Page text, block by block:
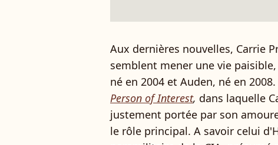
Aux dernières nouvelles, Carrie
semblent mener une vie
né en 2004 et Auden, né en
Person of Interest, dans laquelle
justement portée par son
le rôle principal. A savoir celui